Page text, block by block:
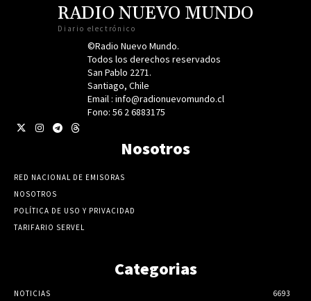
RADIO NUEVO MUNDO
Diario electrónico
©Radio Nuevo Mundo.
Todos los derechos reservados
San Pablo 2271.
Santiago, Chile
Email : info@radionuevomundo.cl
Fono: 56 2 6883175
Nosotros
RED NACIONAL DE EMISORAS
NOSOTROS
POLÍTICA DE USO Y PRIVACIDAD
TARIFARIO SERVEL
Categorias
NOTICIAS
6693